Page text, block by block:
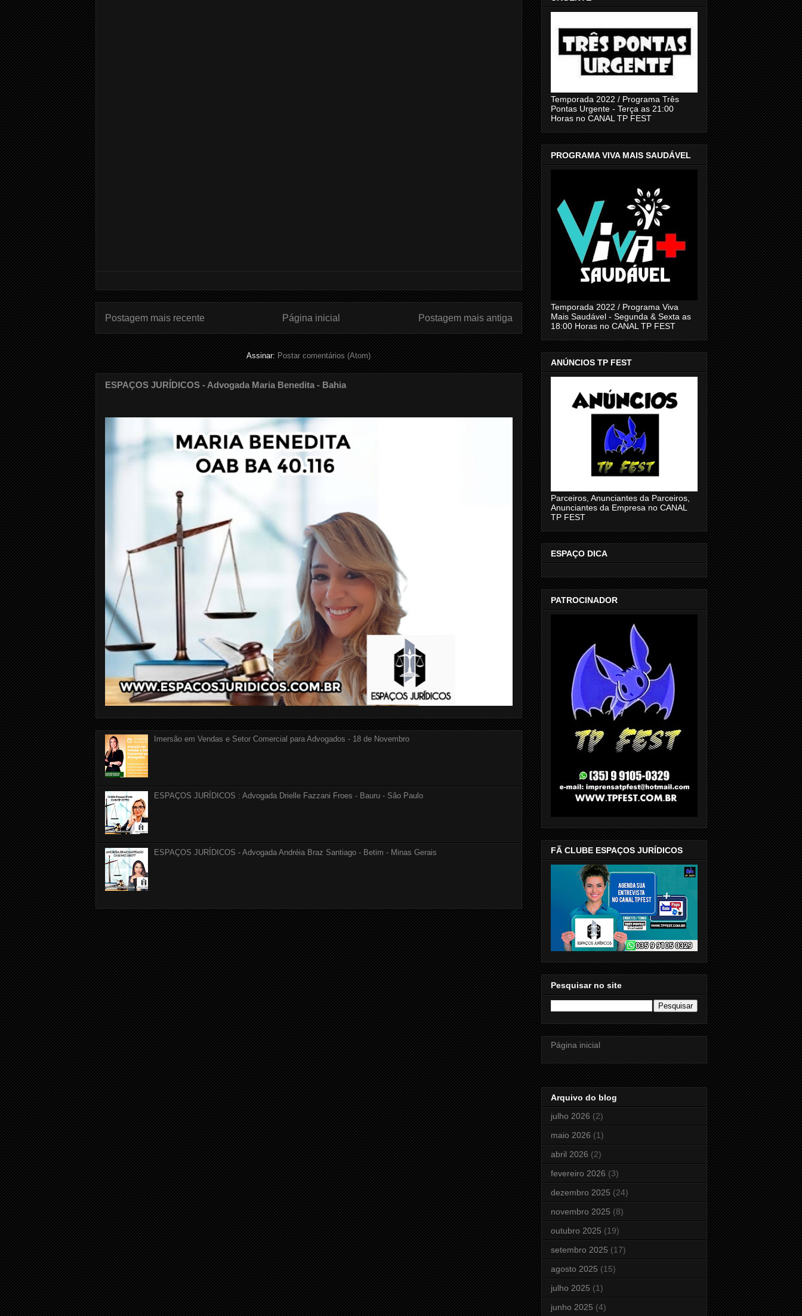
Postagem mais recente Postagem mais antiga
Página inicial
Assinar:Postar comentários (Atom)
ESPAÇOS JURÍDICOS - Advogada Maria Benedita - Bahia
Imersão em Vendas e Setor Comercial para Advogados - 18 de Novembro
ESPAÇOS JURÍDICOS : Advogada Drielle Fazzani Froes - Bauru - São Paulo
ESPAÇOS JURÍDICOS - Advogada Andréia Braz Santiago - Betim - Minas Gerais
Temporada 2022 / Programa Três
Pontas Urgente - Terça as 21:00
Horas no CANAL TP FEST
PROGRAMA VIVA MAIS SAUDÁVEL
Temporada 2022 / Programa Viva
Mais Saudável - Segunda & Sexta as
18:00 Horas no CANAL TP FEST
ANÚNCIOS TP FEST
Parceiros, Anunciantes da Parceiros,
Anunciantes da Empresa no CANAL
TP FEST
ESPAÇO DICA
PATROCINADOR
FÃ CLUBE ESPAÇOS JURÍDICOS
Pesquisar no site
Página inicial
Arquivo do blog
julho 2026 (2)
maio 2026 (1)
abril 2026 (2)
fevereiro 2026 (3)
dezembro 2025 (24)
novembro 2025 (8)
outubro 2025 (19)
setembro 2025 (17)
agosto 2025 (15)
julho 2025 (1)
junho 2025 (4)